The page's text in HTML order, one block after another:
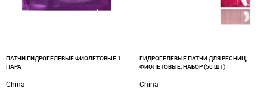
ПАТЧИ ГИДРОГЕЛЕВЫЕ ФИОЛЕТОВЫЕ 1
ПАРА
China
ГИДРОГЕЛЕВЫЕ ПАТЧИ ДЛЯ РЕСНИЦ,
ФИОЛЕТОВЫЕ, НАБОР (50 ШТ)
China